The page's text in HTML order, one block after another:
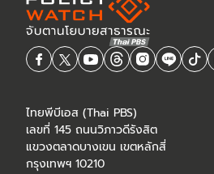
ไทยพีบีเอส (Thai PBS)
เลขที่ 145 ถนนวิภาวดีรังสิต
แขวงตลาดบางเขน เขตหลักสี่
กรุงเทพฯ 10210